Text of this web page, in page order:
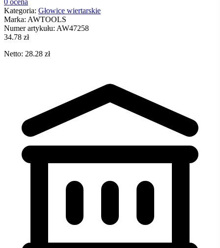
0 ocena
Kategoria: Głowice wiertarskie
Marka: AWTOOLS
Numer artykułu: AW47258
34.78 zł
Netto: 28.28 zł